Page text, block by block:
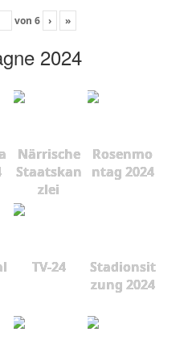
von 6 › »
2024
Närrische
Staatskan
zlei
Rosenmo
ntag 2024
TV-24
Stadionsit
zung 2024